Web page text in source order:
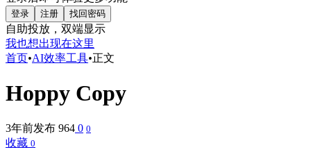
登录 注册 找回密码
自助投放，双端显示
我也想出现在这里
首页•AI效率工具•正文
Hoppy Copy
3年前发布 964 0 0
收藏 0